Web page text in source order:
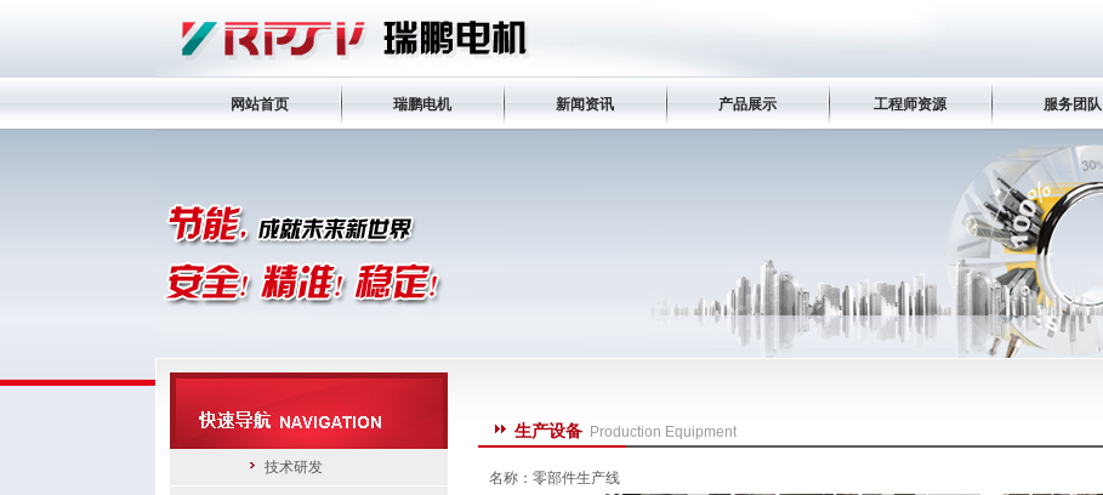
网站首页 瑞鹏电机 新闻资讯 产品展示 工程师资源 服务团队
技术研发
生产设备 Production Equipment
名称：零部件生产线